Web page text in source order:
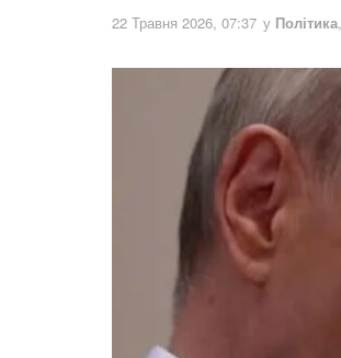
22 Травня 2026, 07:37 у Політика,